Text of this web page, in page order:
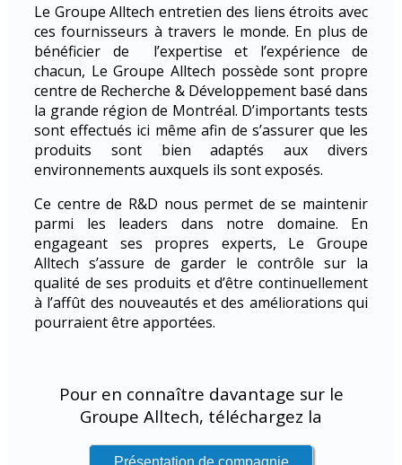
Le Groupe Alltech entretien des liens étroits avec
ces fournisseurs à travers le monde. En plus de
bénéficier de l’expertise et l’expérience de
chacun, Le Groupe Alltech possède sont propre
centre de Recherche & Développement basé dans
la grande région de Montréal. D’importants tests
sont effectués ici même afin de s’assurer que les
produits sont bien adaptés aux divers
environnements auxquels ils sont exposés.
Ce centre de R&D nous permet de se maintenir
parmi les leaders dans notre domaine. En
engageant ses propres experts, Le Groupe
Alltech s’assure de garder le contrôle sur la
qualité de ses produits et d’être continuellement
à l’affût des nouveautés et des améliorations qui
pourraient être apportées.
Pour en connaître davantage sur le
Groupe Alltech, téléchargez la